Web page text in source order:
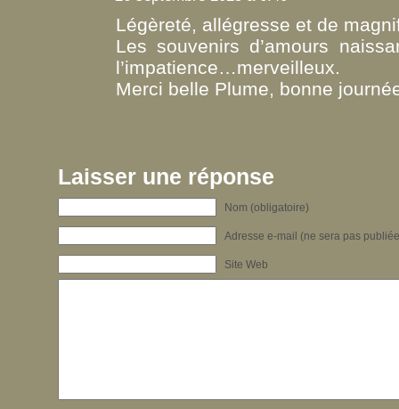
Légèreté, allégresse et de
Les souvenirs d’amours
l’impatience…merveilleux.
Merci belle Plume, bonne
Laisser une réponse
Nom (obligatoire)
Adresse e-mail (ne sera pas
Site Web